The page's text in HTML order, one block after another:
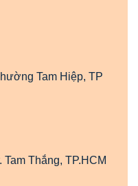
Tam Hiệp, TP
Thắng, TP.HCM